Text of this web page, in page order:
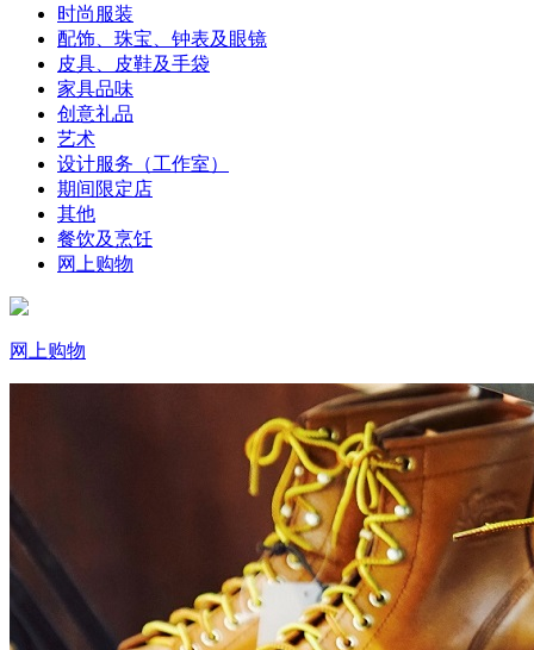
时尚服装
配饰、珠宝、钟表及眼镜
皮具、皮鞋及手袋
家具品味
创意礼品
艺术
设计服务（工作室）
期间限定店
其他
餐饮及烹饪
网上购物
网上购物